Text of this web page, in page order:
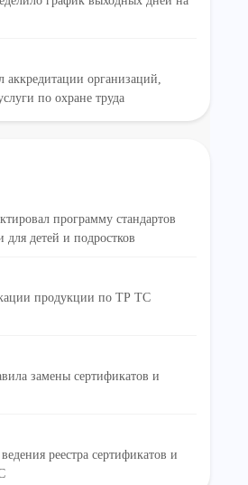
аккредитации организаций,
по охране труда
программу стандартов
для детей и подростков
продукции по ТР ТС
замены сертификатов и
реестра сертификатов и